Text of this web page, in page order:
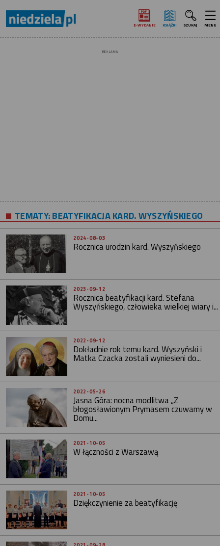
E‑WYDANIE KSIĄŻKI SZUKAJ MENU
REKLAMA
TEMATY:BEATYFIKACJA KARD. WYSZYŃSKIEGO
2024-08-03
Rocznica urodzin kard. Wyszyńskiego
2023-09-12
Rocznica beatyfikacji kard. Stefana
Wyszyńskiego, człowieka wielkiej wiary i...
2022-09-12
Dokładnie rok temu kard. Wyszyński i
Matka Czacka zostali wyniesieni do...
2022-05-26
Jasna Góra: nocna modlitwa „Z
błogosławionym Prymasem czuwamy w
Domu...
2021-10-05
W łączności z Warszawą
2021-10-05
Dziękczynienie za beatyfikację